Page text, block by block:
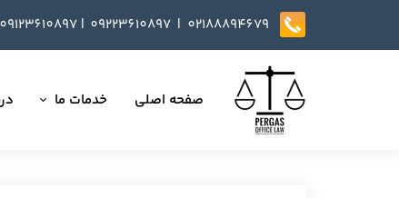
صفحه اصلی خدمات ما
09123610897| 09223610897​​​​​​​ | 02188894679